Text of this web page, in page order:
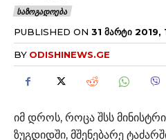
ᲡᲐᲖᲝᲒᲐᲓᲝᲔᲑᲐ
PUBLISHED ON 31 ᲛᲐᲠᲢᲘ 2019,
BY ODISHINEWS.GE
იმ დროს, როცა შსს
ზუგდიდში, მშენებარე